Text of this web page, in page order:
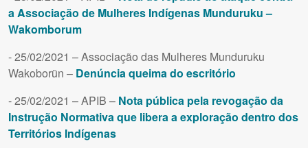
a Associação de Mulheres Indígenas Munduruku –
Wakomborum
- 25/02/2021 – Associação das Mulheres Munduruku
Wakoborũn – Denúncia queima do escritório
- 25/02/2021 – APIB – Nota pública pela revogação da
Instrução Normativa que libera a exploração dentro dos
Territórios Indígenas